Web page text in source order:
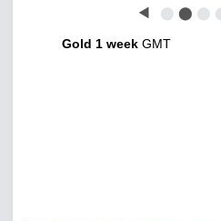
◀ ⬤ ⬤ ⬤
Gold 1 week GMT